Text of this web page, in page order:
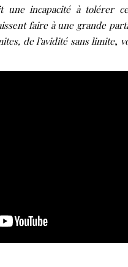
une incapacité à tolérer
faire à une grande
de l’avidité sans limite,